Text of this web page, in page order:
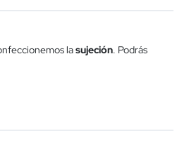
lasujeción. Podrás